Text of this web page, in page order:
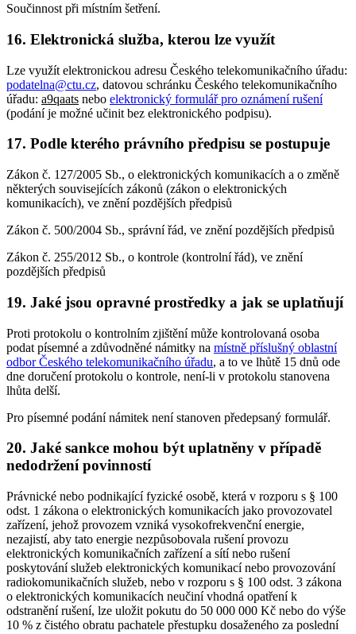
Součinnost při místním šetření.
16. Elektronická služba, kterou lze využít
Lze využít elektronickou adresu Českého telekomunikačního úřadu:
podatelna@ctu.cz, datovou schránku Českého telekomunikačního
úřadu: a9qaats nebo elektronický formulář pro oznámení rušení
(podání je možné učinit bez elektronického podpisu).
17. Podle kterého právního předpisu se postupuje
Zákon č. 127/2005 Sb., o elektronických komunikacích a o změně
některých souvisejících zákonů (zákon o elektronických
komunikacích), ve znění pozdějších předpisů
Zákon č. 500/2004 Sb., správní řád, ve znění pozdějších předpisů
Zákon č. 255/2012 Sb., o kontrole (kontrolní řád), ve znění
pozdějších předpisů
19. Jaké jsou opravné prostředky a jak se uplatňují
Proti protokolu o kontrolním zjištění může kontrolovaná osoba
podat písemné a zdůvodněné námitky na místně příslušný oblastní
odbor Českého telekomunikačního úřadu, a to ve lhůtě 15 dnů ode
dne doručení protokolu o kontrole, není-li v protokolu stanovena
lhůta delší.
Pro písemné podání námitek není stanoven předepsaný formulář.
20. Jaké sankce mohou být uplatněny v případě
nedodržení povinností
Právnické nebo podnikající fyzické osobě, která v rozporu s § 100
odst. 1 zákona o elektronických komunikacích jako provozovatel
zařízení, jehož provozem vzniká vysokofrekvenční energie,
nezajistí, aby tato energie nezpůsobovala rušení provozu
elektronických komunikačních zařízení a sítí nebo rušení
poskytování služeb elektronických komunikací nebo provozování
radiokomunikačních služeb, nebo v rozporu s § 100 odst. 3 zákona
o elektronických komunikacích neučiní vhodná opatření k
odstranění rušení, lze uložit pokutu do 50 000 000 Kč nebo do výše
10 % z čistého obratu pachatele přestupku dosaženého za poslední